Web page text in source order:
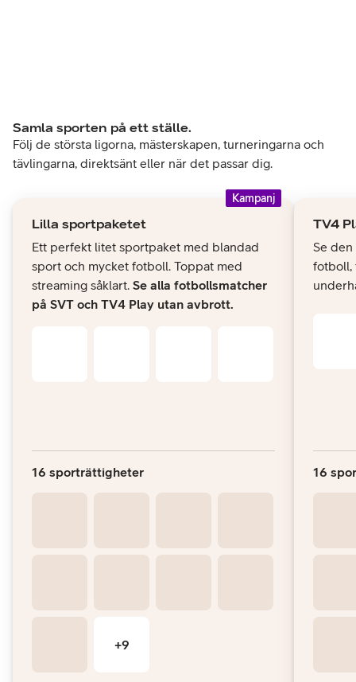
Samla sporten på ett ställe.
Följ de största ligorna, mästerskapen, turneringarna och
tävlingarna, direktsänt eller när det passar dig.
Kampanj
Lilla sportpaketet
Ett perfekt litet sportpaket med blandad
sport och mycket fotboll. Toppat med
streaming såklart. Se alla fotbollsmatcher
på SVT och TV4 Play utan avbrott.
16 sporträttigheter
TV4
Se den
fotboll,
16